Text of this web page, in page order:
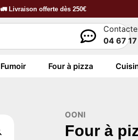
🚛 Livraison offerte dès 250€
04 67
Fumoir Four à pizza
OONI
Four à